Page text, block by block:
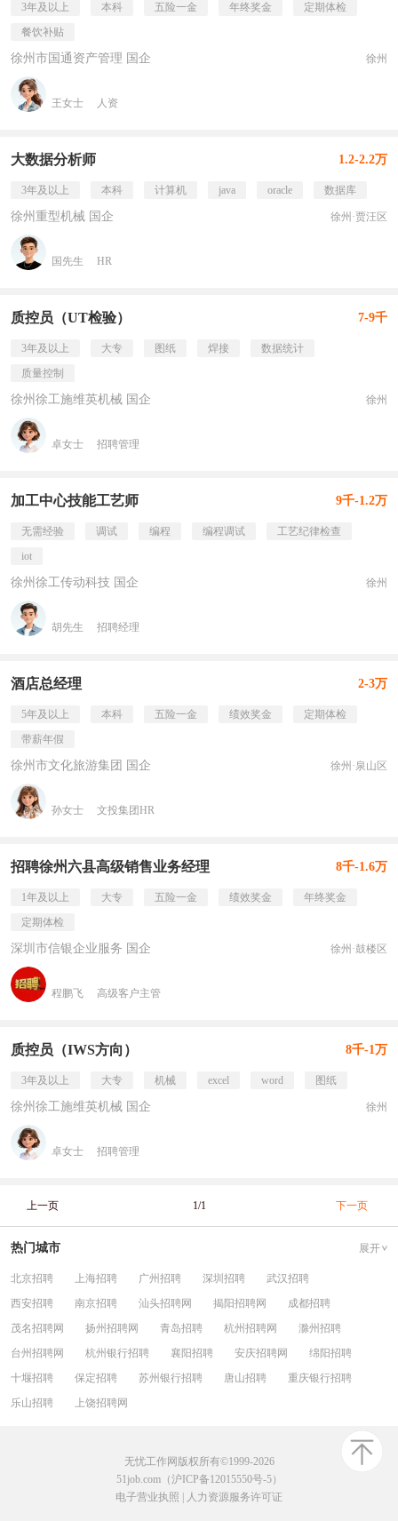
3年及以上 本科 五险一金 年终奖金
定期体检
餐饮补贴
徐州市国通资产管理 国企 徐州
王女士 人资
大数据分析师 1.2-2.2万
3年及以上 本科 计算机 java oracle 数据库
徐州重型机械 国企 徐州·贾汪区
国先生 HR
质控员（UT检验） 7-9千
3年及以上 大专 图纸 焊接
数据统计
质量控制
徐州徐工施维英机械 国企 徐州
卓女士 招聘管理
加工中心技能工艺师 9千-1.2万
无需经验 调试 编程 编程调试
工艺纪律检查
iot
徐州徐工传动科技 国企 徐州
胡先生 招聘经理
酒店总经理 2-3万
5年及以上 本科 五险一金 绩效奖金
定期体检
带薪年假
徐州市文化旅游集团 国企 徐州·泉山区
孙女士 文投集团HR
招聘徐州六县高级销售业务经理 8千-1.6万
1年及以上 大专 五险一金 绩效奖金
年终奖金
定期体检
深圳市信银企业服务 国企 徐州·鼓楼区
程鹏飞 高级客户主管
质控员（IWS方向） 8千-1万
3年及以上 大专 机械 excel word 图纸
徐州徐工施维英机械 国企 徐州
卓女士 招聘管理
上一页 1/1 下一页
热门城市 展开
北京招聘 上海招聘 广州招聘 深圳招聘
武汉招聘
西安招聘
南京招聘 汕头招聘网 揭阳招聘网
成都招聘
茂名招聘网
扬州招聘网 青岛招聘 杭州招聘网
滁州招聘
台州招聘网
杭州银行招聘 襄阳招聘 安庆招聘网
绵阳招聘
十堰招聘
保定招聘 苏州银行招聘 唐山招聘
重庆银行招聘
乐山招聘
上饶招聘网
无忧工作网版权所有©1999-2026
51job.com（沪ICP备12015550号-5）
电子营业执照
人力资源服务许可证